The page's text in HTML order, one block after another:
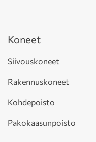
Koneet
Siivouskoneet
Rakennuskoneet
Kohdepoisto
Pakokaasunpoisto